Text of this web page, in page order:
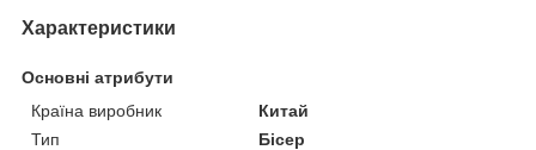
Характеристики
Основні атрибути
Країна виробник
Китай
Тип
Бісер